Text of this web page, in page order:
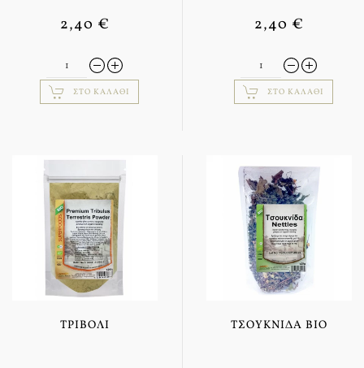
2,40 €
ΣΤΟ ΚΑΛΆΘΙ
2,40 €
ΣΤΟ ΚΑΛΆΘΙ
ΤΡΙΒΌΛΙ ΤΣΟΥΚΝΊΔΑ BIO